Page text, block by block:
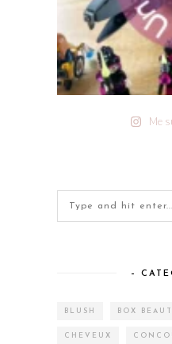
Me
–
BLUSH BOX
CHEVEUX